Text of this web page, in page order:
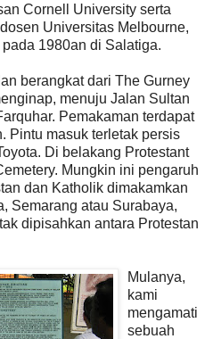
Cornell University serta
Universitas Melbourne,
1980an di Salatiga.
berangkat dari The Gurney
menuju Jalan Sultan
Pemakaman terdapat
Pintu masuk terletak persis
Di belakang Protestant
Mungkin ini pengaruh
dan Katholik dimakamkan
Semarang atau Surabaya,
dipisahkan antara Protestan
Mulanya,
kami
mengamati
sebuah